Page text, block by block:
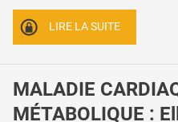
LIRE LA SUITE
MALADIE
MÉTABOLIQUE :